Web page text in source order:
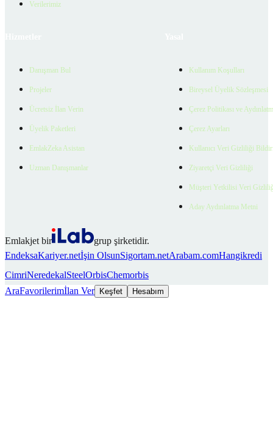
Verilerimiz
Danışman Bul
Projeler
Ücretsiz İlan Verin
Üyelik Paketleri
EmlakZeka Asistan
Uzman Danışmanlar
Kullanım Koşulları
Bireysel Üyelik Sözleşmesi
Çerez Politikası ve
Çerez Ayarları
Kullanıcı Veri Gizliliği
Ziyaretçi Veri Gizliliği
Müşteri Yetkilisi Veri
Aday Aydınlatma Metni
Emlakjet bir
grup şirketidir.
EndeksaKariyer.netİşin OlsunSigortam.netArabam.comHangikredi
CimriNeredekalSteelOrbisChemorbis
AraFavorilerimİlan Ver Keşfet Hesabım